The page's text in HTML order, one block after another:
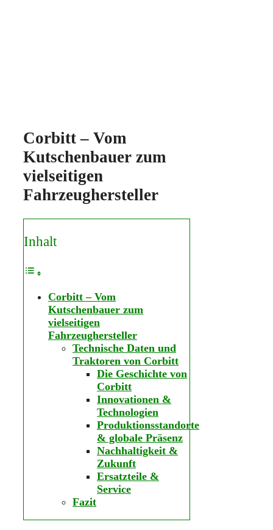
Corbitt – Vom
Kutschenbauer zum
vielseitigen
Fahrzeughersteller
Inhalt
Corbitt – Vom
Kutschenbauer zum
vielseitigen
Fahrzeughersteller
Technische Daten und
Traktoren von Corbitt
Die Geschichte von
Corbitt
Innovationen &
Technologien
Produktionsstandorte
& globale Präsenz
Nachhaltigkeit &
Zukunft
Ersatzteile &
Service
Fazit